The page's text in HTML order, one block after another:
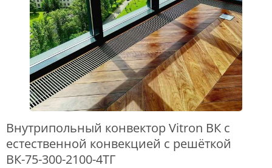
Внутрипольный конвектор Vitron ВК с
естественной конвекцией с решёткой
ВК-75-300-2100-4ТГ